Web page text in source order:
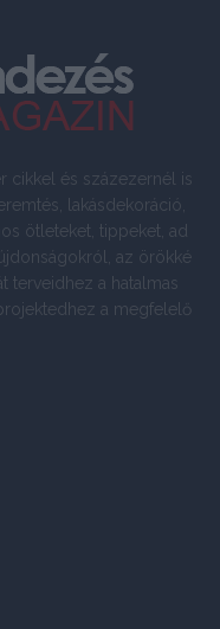
cikkel és százezernél is
lakásdekoráció,
ötleteket, tippeket, ad
az örökké
terveidhez a hatalmas
a megfelelő